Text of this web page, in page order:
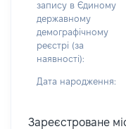
запису в Єдиному
державному
демографічному
реєстрі (за
наявності):
Дата народження:
Зареєстроване